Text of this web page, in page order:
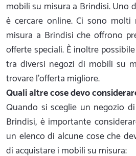
mobili su misura a Brindisi. Uno
è cercare online. Ci sono
misura a Brindisi che offrono
offerte speciali. È inoltre
tra diversi negozi di mobili su
trovare l'offerta migliore.
Quali altre cose devo
Quando si sceglie un negozio
Brindisi, è importante
un elenco di alcune cose che
di acquistare i mobili su misura: